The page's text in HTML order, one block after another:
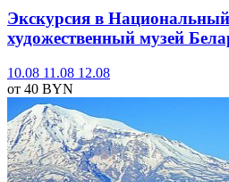
Экскурсия в Национальный
художественный музей
10.08 11.08 12.08
от 40 BYN